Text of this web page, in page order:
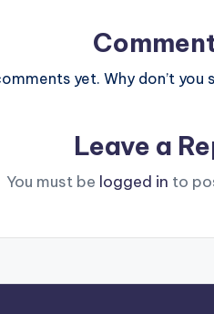
yet. Why don’t you
Leave a
You must be logged in to